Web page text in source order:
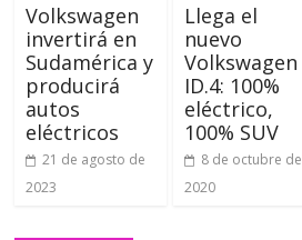
Volkswagen
invertirá en
Sudamérica y
producirá
autos
eléctricos
21 de agosto de
2023
Llega el
nuevo
Volkswagen
ID.4: 100%
eléctrico,
100% SUV
8 de octubre de
2020